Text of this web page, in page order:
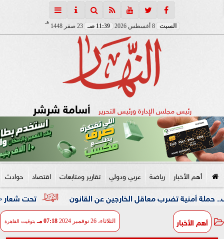
السبت 8 أغسطس 2026 11:39 صـ 23 صفر 1448
هـ
رئيس مجلس الإدارة ورئيس التحرير أسامة شرشر
أهم الأخبار رياضة عربي ودولي تقارير ومتابعات اقتصاد حوادث
تحت شعار «خدمة بيوت تضرب معاقل الخارجين عن القانون
أهم الأخبار الثلاثاء، 26 نوفمبر 2024 07:18 مـ بتوقيت القاهرة